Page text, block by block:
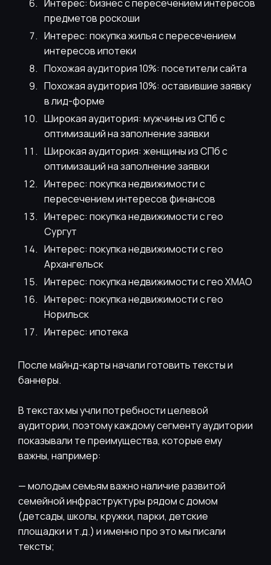
Интерес: бизнес с пересечением интересов
предметов роскоши
Интерес: покупка жилья с пересечением
интересов ипотеки
Похожая аудитория 10%: посетители сайта
Похожая аудитория 10%: оставившие заявку
в лид-форме
Широкая аудитория: мужчины из СПб с
оптимизаций на заполнение заявки
Широкая аудитория: женщины из СПб с
оптимизаций на заполнение заявки
Интерес: покупка недвижимости с
пересечением интересов финансов
Интерес: покупка недвижимости с гео
Сургут
Интерес: покупка недвижимости с гео
Архангельск
Интерес: покупка недвижимости с гео ХМАО
Интерес: покупка недвижимости с гео
Норильск
Интерес: ипотека
После майнд-карты начали готовить тексты и
баннеры.
В текстах мы учли потребности целевой
аудитории, поэтому каждому сегменту аудитории
показывали те преимущества, которые ему
важны, например:
— молодым семьям важно наличие развитой
семейной инфраструктуры рядом с домом
(детсады, школы, кружки, парки, детские
площадки и т.д.) и именно про это мы писали
тексты;